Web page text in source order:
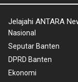
Jelajahi ANTARA
Nasional
Seputar Banten
DPRD Banten
Ekonomi